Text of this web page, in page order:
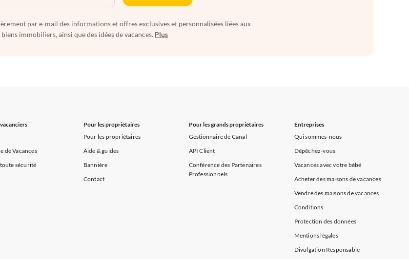
par e-mail des informations et offres exclusives et personnalisées liées aux
immobiliers, ainsi que des idées de vacances. Plus
de Vacances
sécurité
Pour les propriétaires
Pour les propriétaires
Aide & guides
Bannière
Contact
Pour les grands propriétaires
Gestionnaire de Canal
API Client
Conférence des Partenaires
Professionnels
Entreprises
Qui sommes-nous
Dépêchez-vous
Vacances avec votre bébé
Acheter des maisons de vacances
Vendre des maisons de vacances
Conditions
Protection des données
Mentions légales
Divulgation Responsable